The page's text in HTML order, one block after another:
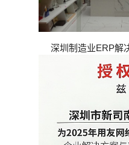
深圳制造业ERP